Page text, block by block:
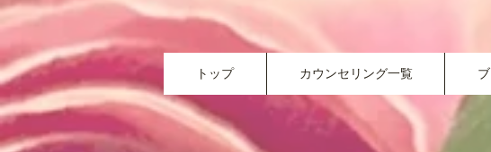
トップ カウンセリング一覧